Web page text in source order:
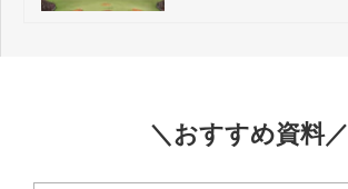
＼おすすめ資料／